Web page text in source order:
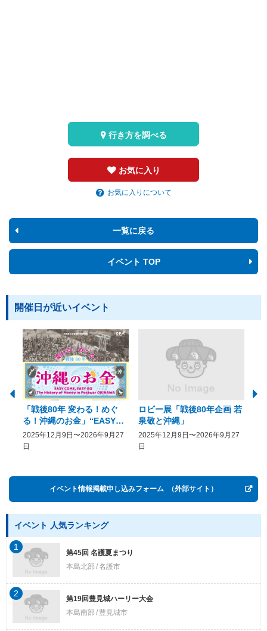
お気に入り
お気に入りについて
行き方を調べる
一覧に戻る
イベント TOP
開催日が近いイベント
「戦後80年 変わる！めぐ
る！沖縄のお金」“EASY
COME, EASY GO － The
History of Money in
2025年12月9日〜2026年9月27
日
ロビー展「戦後80年企画 若
泉敬と沖縄」
2025年12月9日〜2026年9月27
日
イベント情報掲載申し込みフォーム （外部サイト）
イベント 人気ランキング
第45回 名護夏まつり
本島北部 名護市
1
第19回豊見城ハーリー大会
本島南部
豊見城市
2